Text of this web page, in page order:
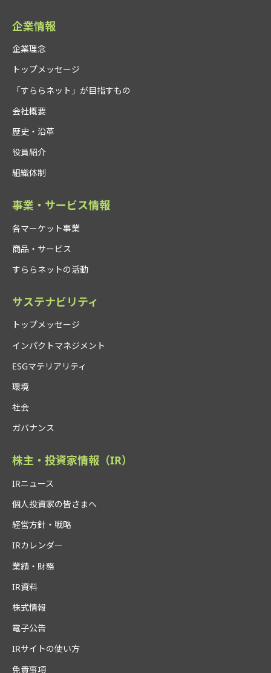
企業情報
企業理念
トップメッセージ
「すららネット」が目指すもの
会社概要
歴史・沿革
役員紹介
組織体制
事業・サービス情報
各マーケット事業
商品・サービス
すららネットの活動
サステナビリティ
トップメッセージ
インパクトマネジメント
ESGマテリアリティ
環境
社会
ガバナンス
株主・投資家情報（IR）
IRニュース
個人投資家の皆さまへ
経営方針・戦略
IRカレンダー
業績・財務
IR資料
株式情報
電子公告
IRサイトの使い方
免責事項